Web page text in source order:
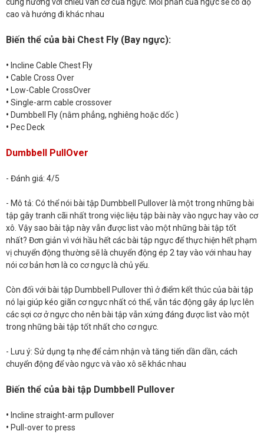
cao và hướng đi khác nhau
Biến thể của bài Chest Fly (Bay ngực):
• Incline Cable Chest Fly
• Cable Cross Over
•
Low-Cable CrossOver
• Single-arm cable crossover
• Dumbbell Fly (nằm phẳng, nghiêng hoặc dốc )
• Pec Deck
Dumbbell PullOver
- Đánh giá: 4/5
- Mô tả: Có thể nói bài tập Dumbbell Pullover là một trong những bài
tập gây tranh cãi nhất trong việc liệu tập bài này vào ngực hay vào cơ
xô. Vậy sao bài tập này vẫn được list vào một những bài tập tốt
nhất? Đơn giản vì với hầu hết các bài tập ngực để thực hiện hết phạm
vị chuyển động thường sẽ là chuyển động ép 2 tay vào với nhau hay
nói cơ bản hơn là co cơ ngực là chủ yếu.
Còn đối với bài tập Dumbbell Pullover thì ở điểm kết thúc của bài tập
nó lại giúp kéo giãn cơ ngực nhất có thể, vẫn tác động gây áp lực lên
các sợi cơ ở ngực cho nên bài tập vẫn xứng đáng được list vào một
trong những bài tập tốt nhất cho cơ ngực.
- Lưu ý: Sử dụng tạ nhẹ để cảm nhận và tăng tiến dần dần, cách
chuyển động để vào ngực và vào xô sẽ khác nhau
Biến thể của bài tập Dumbbell Pullover
• Incline straight-arm pullover
• Pull-over to press